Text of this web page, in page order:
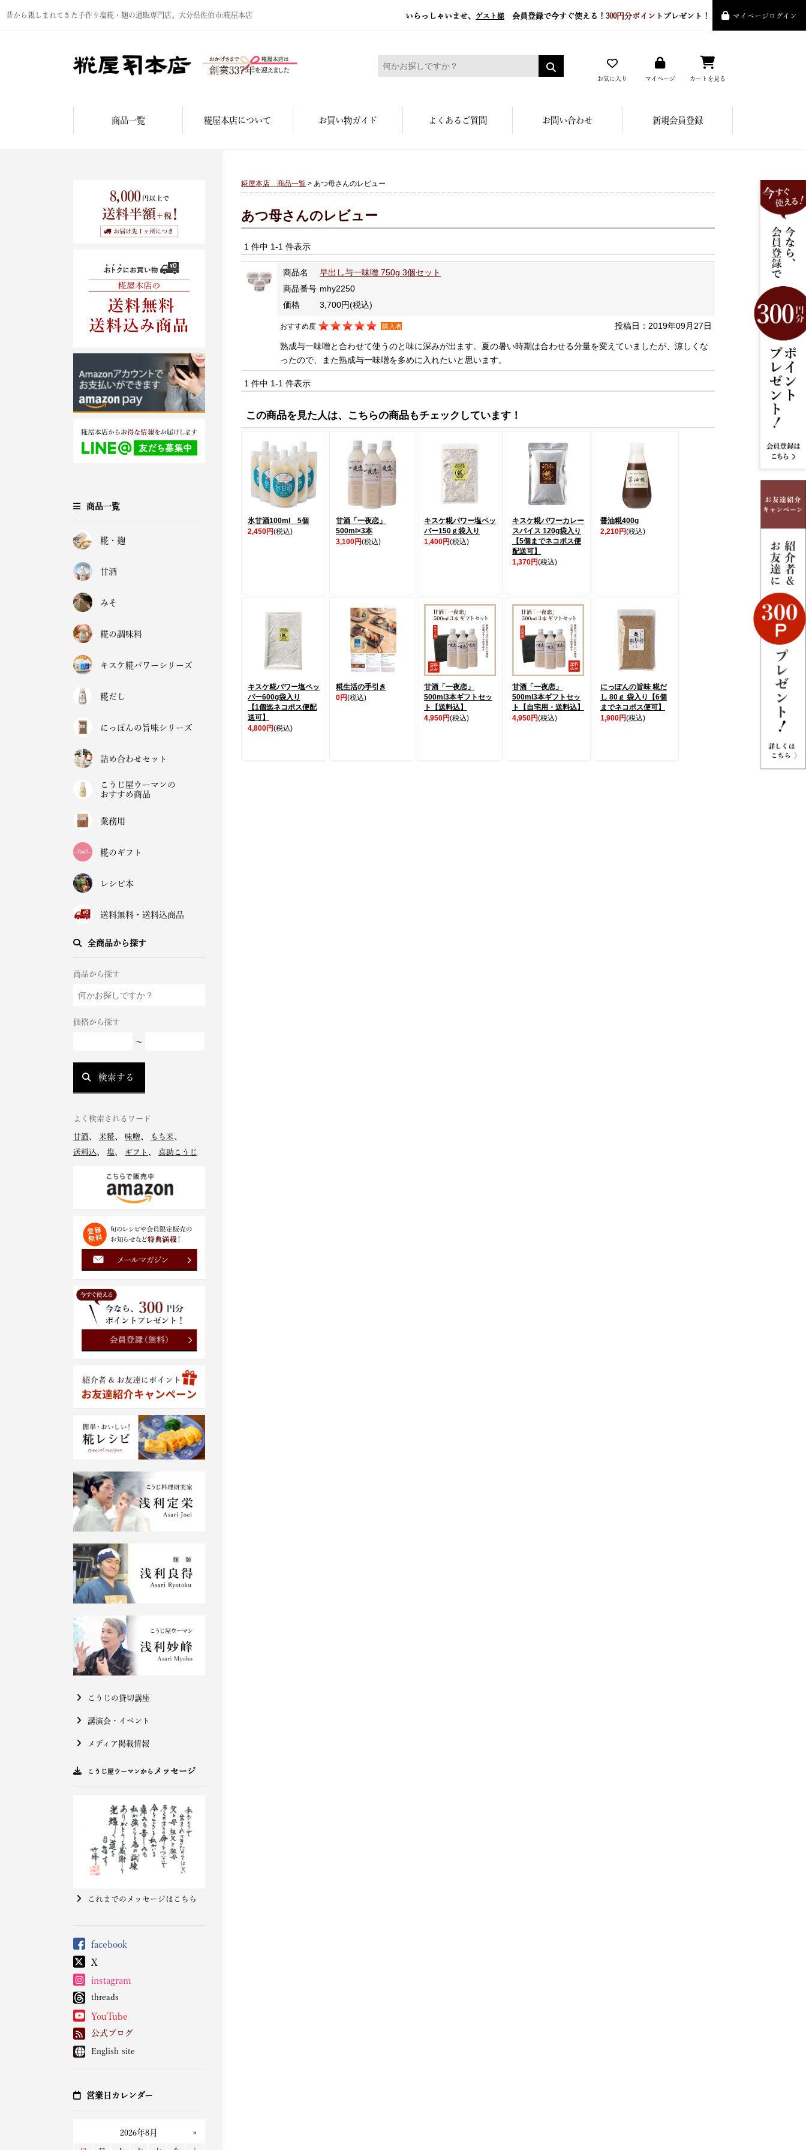
昔から親しまれてきた手作り塩糀・麹の通販専門店。大分県佐伯市:糀屋本店 いらっしゃいませ、 ゲスト様 会員登録で今すぐ使える！ 300円分ポイント プレゼント！ マイページログイン
糀屋本店 - 元禄二年。創業三百余年の味
お気に入り マイページ カートを見る
商品一覧 糀屋本店について お買い物ガイド よくあるご質問 お問い合わせ 新規会員登録
商品一覧
糀・麹
甘酒
みそ
糀の調味料
キスケ糀パワーシリーズ
糀だし
にっぽんの旨味シリーズ
詰め合わせセット
こうじ屋ウーマンの
おすすめ商品
業務用
糀のギフト
レシピ本
送料無料・送料込商品
全商品から探す
商品から探す
価格から探す
～
検索する
よく検索されるワード
甘酒 米糀 味噌 もち米
送料込
塩 ギフト 喜助こうじ
こうじの貸切講座
講演会・イベント
メディア掲載情報
こうじ屋ウーマンから メッセージ
これまでのメッセージはこちら
facebook
X
instagram
threads
YouTube
公式ブログ
English site
営業日カレンダー
糀屋本店 商品一覧 > あつ母さんのレビュー
あつ母さんのレビュー
1 件中 1-1 件表示
商品名
早出し与一味噌 750g 3個セット
商品番号 mhy2250
価格
3,700円(税込)
投稿日：2019年09月27日
おすすめ度 購入者
熟成与一味噌と合わせて使うのと味に深みが出ます。夏の暑い時期は合わせる分量を変えていましたが、涼しくな
ったので、また熟成与一味噌を多めに入れたいと思います。
1 件中 1-1 件表示
この商品を見た人は、こちらの商品もチェックしています！
氷甘酒100ml 5個
2,450円(税込)
甘酒「一夜恋」
500ml×3本
3,100円(税込)
キスケ糀パワー塩ペッ
パー150ｇ袋入り
1,400円(税込)
キスケ糀パワーカレー
スパイス 120g袋入り
【5個までネコポス便
配送可】
1,370円(税込)
醤油糀400g
2,210円(税込)
キスケ糀パワー塩ペッ
パー600g袋入り
【1個迄ネコポス便配
送可】
4,800円(税込)
糀生活の手引き
0円(税込)
甘酒「一夜恋」
500ml3本ギフトセッ
ト【送料込】
4,950円(税込)
甘酒「一夜恋」
500ml3本ギフトセッ
ト【自宅用・送料込】
4,950円(税込)
にっぽんの旨味 糀だ
し 80ｇ 袋入り【6個
までネコポス便可】
1,900円(税込)